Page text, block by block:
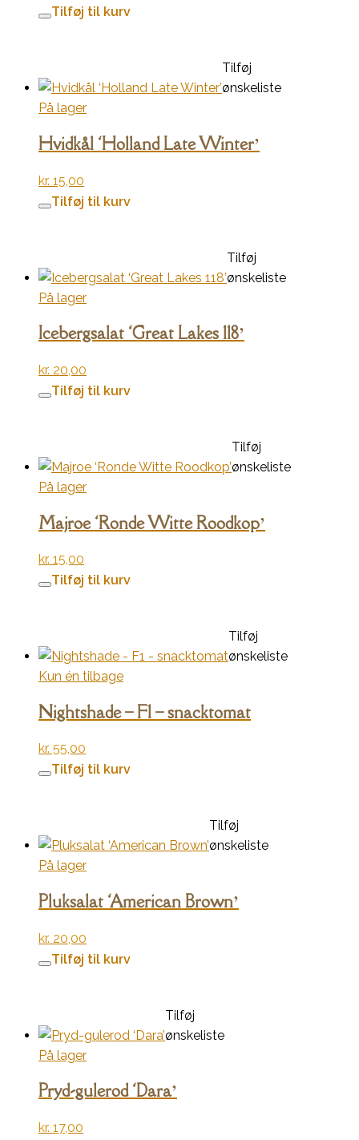
Tilføj til kurv
Tilføj
ønskeliste
På lager
Hvidkål ‘Holland Late Winter’
kr. 15,00
Tilføj til kurv
Tilføj
ønskeliste
På lager
Icebergsalat ‘Great Lakes 118’
kr. 20,00
Tilføj til kurv
Tilføj
ønskeliste
På lager
Majroe ‘Ronde Witte Roodkop’
kr. 15,00
Tilføj til kurv
Tilføj
ønskeliste
Kun én tilbage
Nightshade – F1 – snacktomat
kr. 55,00
Tilføj til kurv
Tilføj
ønskeliste
På lager
Pluksalat ‘American Brown’
kr. 20,00
Tilføj til kurv
Tilføj
ønskeliste
På lager
Pryd-gulerod ‘Dara’
kr. 17,00